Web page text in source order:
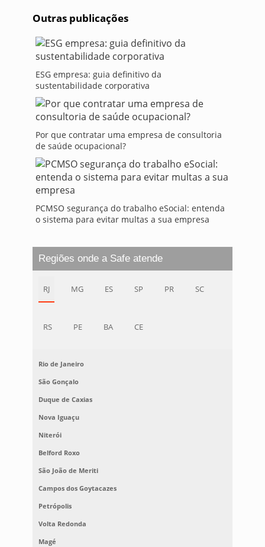
Outras publicações
ESG empresa: guia definitivo da
sustentabilidade corporativa
Por que contratar uma empresa de consultoria
de saúde ocupacional?
PCMSO segurança do trabalho eSocial: entenda
o sistema para evitar multas a sua empresa
Regiões onde a Safe atende
RJ MG ES SP PR SC
RS PE BA CE
Rio de Janeiro
São Gonçalo
Duque de Caxias
Nova Iguaçu
Niterói
Belford Roxo
São João de Meriti
Campos dos Goytacazes
Petrópolis
Volta Redonda
Magé